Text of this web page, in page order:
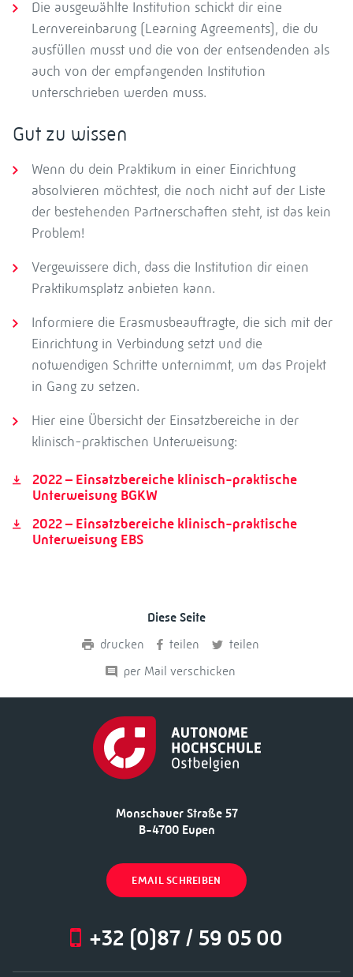
Die ausgewählte Institution schickt dir eine
Lernvereinbarung (Learning Agreements), die du
ausfüllen musst und die von der entsendenden als
auch von der empfangenden Institution
unterschrieben werden muss.
Gut zu wissen
Wenn du dein Praktikum in einer Einrichtung
absolvieren möchtest, die noch nicht auf der Liste
der bestehenden Partnerschaften steht, ist das kein
Problem!
Vergewissere dich, dass die Institution dir einen
Praktikumsplatz anbieten kann.
Informiere die Erasmusbeauftragte, die sich mit der
Einrichtung in Verbindung setzt und die
notwendigen Schritte unternimmt, um das Projekt
in Gang zu setzen.
Hier eine Übersicht der Einsatzbereiche in der
klinisch-praktischen Unterweisung:
2022 – Einsatzbereiche klinisch-praktische
Unterweisung BGKW
2022 – Einsatzbereiche klinisch-praktische
Unterweisung EBS
Diese Seite
drucken
teilen
teilen
per Mail verschicken
Monschauer Straße 57
B-4700 Eupen
EMAIL SCHREIBEN
+32 (0)87 / 59 05 00